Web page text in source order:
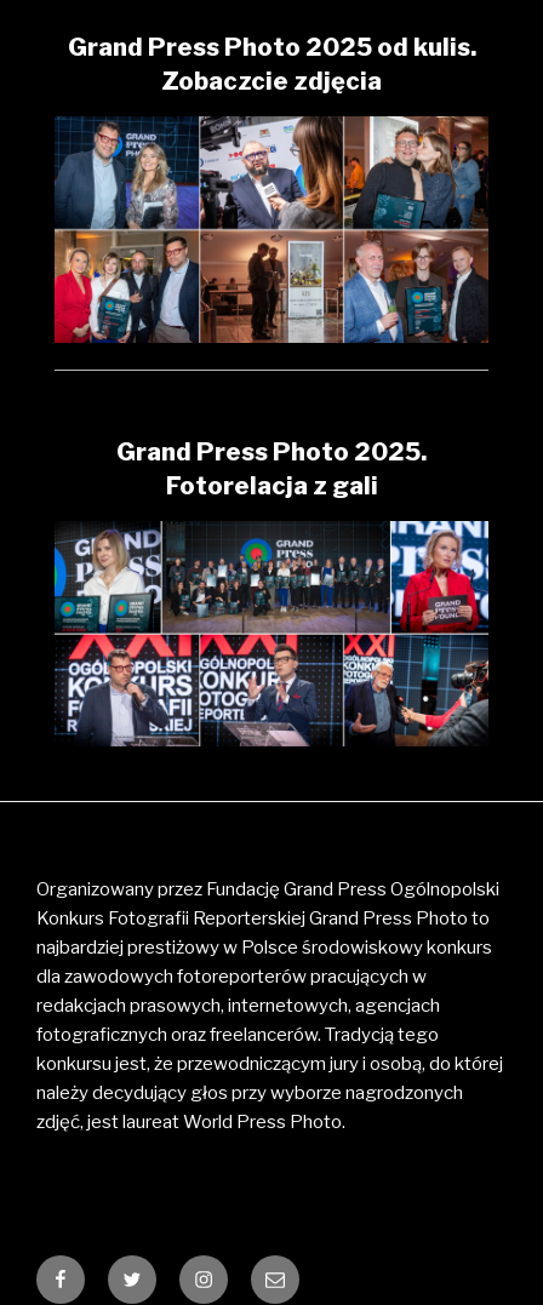
Grand Press Photo 2025 od kulis.
Zobaczcie zdjęcia
Grand Press Photo 2025.
Fotorelacja z gali
Organizowany przez Fundację Grand Press Ogólnopolski
Konkurs Fotografii Reporterskiej Grand Press Photo to
najbardziej prestiżowy w Polsce środowiskowy konkurs
dla zawodowych fotoreporterów pracujących w
redakcjach prasowych, internetowych, agencjach
fotograficznych oraz freelancerów. Tradycją tego
konkursu jest, że przewodniczącym jury i osobą, do której
należy decydujący głos przy wyborze nagrodzonych
zdjęć, jest laureat World Press Photo.
FacebookTwitter Instagram
E-